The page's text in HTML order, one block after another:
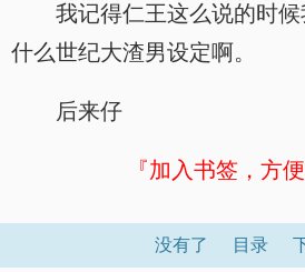
我记得仁王这么说的时
什么世纪大渣男设定啊。
后来仔
『加入书签，方便
没有了 目录